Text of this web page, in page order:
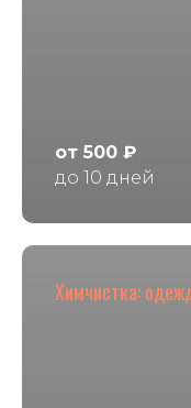
от 500 ₽
до 10 дней
Химчистка: